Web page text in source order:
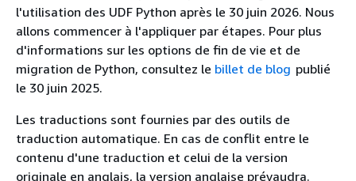
l'utilisation des UDF Python après le 30 juin 2026. Nous
allons commencer à l'appliquer par étapes. Pour plus
d'informations sur les options de fin de vie et de
migration de Python, consultez le billet de blog publié
le 30 juin 2025.
Les traductions sont fournies par des outils de
traduction automatique. En cas de conflit entre le
contenu d'une traduction et celui de la version
originale en anglais, la version anglaise prévaudra.